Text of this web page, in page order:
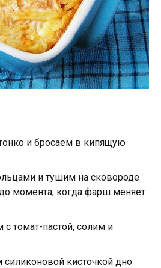
и бросаем в кипящую
и тушим на сковороде
момента, когда фарш меняет
томат-пастой, солим и
кисточкой дно